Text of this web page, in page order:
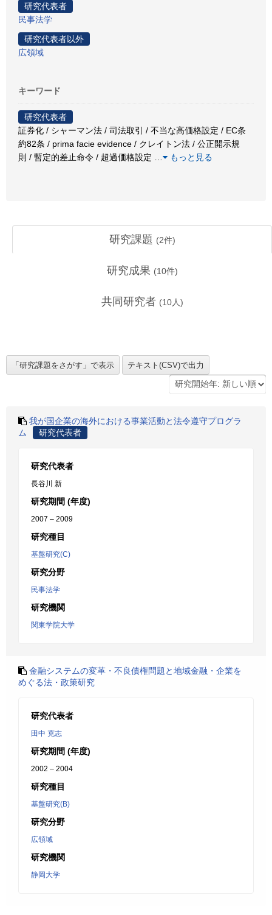
研究代表者
民事法学
研究代表者以外
広領域
キーワード
研究代表者
証券化 / シャーマン法 / 司法取引 / 不当な高価格設定 / EC条
約82条 / prima facie evidence / クレイトン法 / 公正開示規
則 / 暫定的差止命令 / 超過価格設定
もっと見る
研究課題 (2件)
研究成果 (10件)
共同研究者 (10人)
我が国企業の海外における事業活動と法令遵守プログラ
ム
研究代表者
研究代表者
長谷川 新
研究期間 (年度)
2007 – 2009
研究種目
基盤研究(C)
研究分野
民事法学
研究機関
関東学院大学
金融システムの変革・不良債権問題と地域金融・企業を
めぐる法・政策研究
研究代表者
田中 克志
研究期間 (年度)
2002 – 2004
研究種目
基盤研究(B)
研究分野
広領域
研究機関
静岡大学